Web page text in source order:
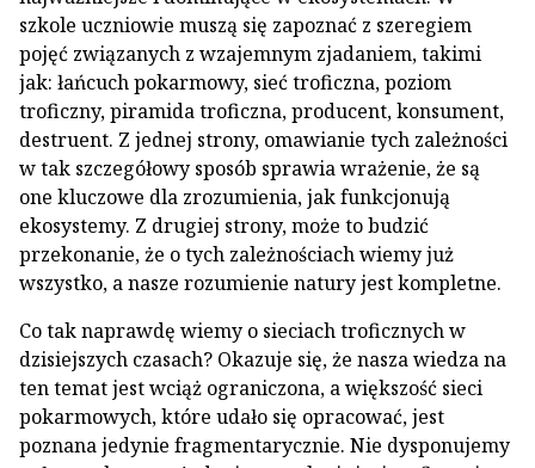
szkole uczniowie muszą się zapoznać z szeregiem
pojęć związanych z wzajemnym zjadaniem, takimi
jak: łańcuch pokarmowy, sieć troficzna, poziom
troficzny, piramida troficzna, producent, konsument,
destruent. Z jednej strony, omawianie tych zależności
w tak szczegółowy sposób sprawia wrażenie, że są
one kluczowe dla zrozumienia, jak funkcjonują
ekosystemy. Z drugiej strony, może to budzić
przekonanie, że o tych zależnościach wiemy już
wszystko, a nasze rozumienie natury jest kompletne.
Co tak naprawdę wiemy o sieciach troficznych w
dzisiejszych czasach? Okazuje się, że nasza wiedza na
ten temat jest wciąż ograniczona, a większość sieci
pokarmowych, które udało się opracować, jest
poznana jedynie fragmentarycznie. Nie dysponujemy